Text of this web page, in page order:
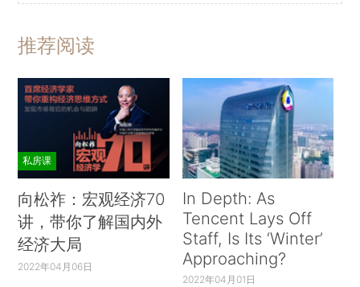
推荐阅读
私房课
向松祚：宏观经济70
讲，带你了解国内外
经济大局
2022年04月06日
In Depth: As
Tencent Lays Off
Staff, Is Its ‘Winter’
Approaching?
2022年04月01日